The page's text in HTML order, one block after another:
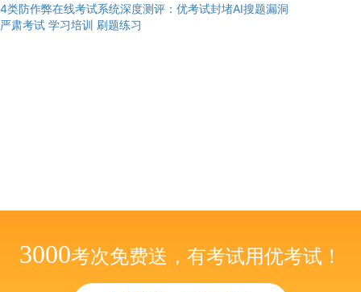
4类防作弊在线考试系统深度测评：优考试封堵AI搜题漏洞
严肃考试 学习培训 刷题练习
3000考次免费送，有考试用优考试！